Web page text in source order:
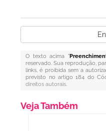
O texto acima "
reservado. Sua reprodução,
links, é proibida sem a
previsto no artigo 184 do
direitos autorais.
Veja Também